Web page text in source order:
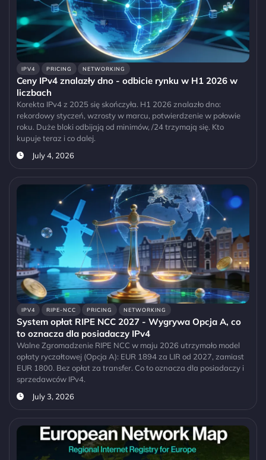
IPV4 PRICING NETWORKING
Ceny IPv4 znalazły dno - odbicie rynku w H1 2026 w
liczbach
Korekta IPv4 z 2025 się skończyła. H1 2026 znalazło dno:
rekordowy styczeń, wzrosty w marcu, potwierdzenie w połowie
roku. Duże bloki odbijają od minimów, /24 trzymają się. Kto
kupuje teraz i co dalej.
July 4, 2026
IPV4 RIPE-NCC PRICING NETWORKING
System opłat RIPE NCC 2027 - Wygrywa Opcja A, co
to oznacza dla posiadaczy IPv4
Walne Zgromadzenie RIPE NCC w maju 2026 utrzymało model
opłaty ryczałtowej (Opcja A): EUR 1894 za LIR od 2027, zamiast
EUR 1800. Bez opłat za transfer. Co to oznacza dla posiadaczy i
sprzedawców IPv4.
July 3, 2026